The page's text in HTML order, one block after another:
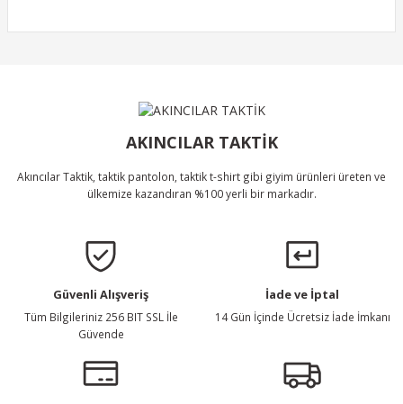
Ürün fiyatı diğer sitelerden daha pahalı.
Bu ürüne benzer farklı alternatifler olmalı.
Ürün Bulunamadı.
AKINCILAR TAKTİK
Akıncılar Taktik, taktik pantolon, taktik t-shirt gibi giyim ürünleri üreten ve
ülkemize kazandıran %100 yerli bir markadır.
Güvenli Alışveriş
Tüm Bilgileriniz 256 BIT SSL İle
Güvende
İade ve İptal
14 Gün İçinde Ücretsiz İade İmkanı